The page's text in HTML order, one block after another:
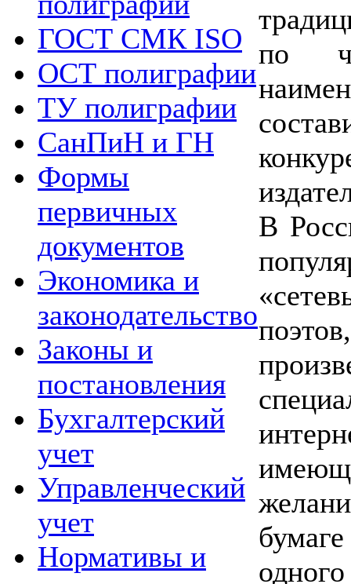
ГОСТ СМК ISO
ОСТ полиграфии
ТУ полиграфии
СанПиН и ГН
Формы
первичных
документов
Экономика и
законодательство
Законы и
постановления
Бухгалтерский
учет
Управленческий
учет
Нормативы и
по
В